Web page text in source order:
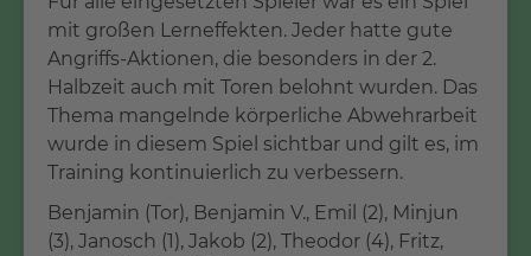
mit großen Lerneffekten. Jeder hatte gute
Angriffs-Aktionen, die besonders in der 2.
Halbzeit auch mit Toren belohnt wurden. Das
Thema mangelnde körperliche Abwehrarbeit
wurde in diesem Spiel sichtbar und gilt es, im
Training kontinuierlich zu verbessern.
Benjamin (Tor), Benjamin V., Emil (2), Minjun
(3), Janosch (1), Jakob (2), Theodor (4), Fritz,